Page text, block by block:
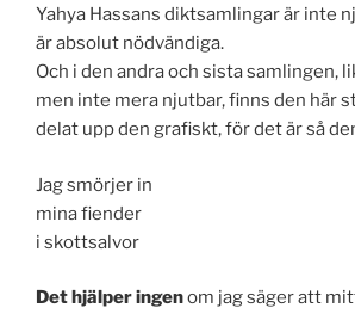
Yahya Hassans diktsamlingar är inte
är absolut nödvändiga.
Och i den andra och sista samlingen,
men inte mera njutbar, finns den här
delat upp den grafiskt, för det är så
Jag smörjer in
mina fiender
i skottsalvor
Det hjälper ingenom jag säger att